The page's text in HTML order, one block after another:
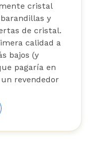
cristal
y
de cristal.
calidad a
bajos (y
pagaría en
revendedor